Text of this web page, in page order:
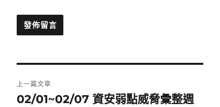
章
上一篇文章
上
02/01~02/07 資安弱點威脅彙整週